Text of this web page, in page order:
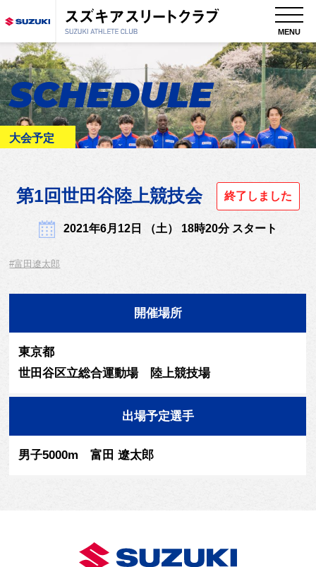
MENU
SCHEDULE
大会予定
第1回世田谷陸上競技会 終了しました
2021年6月12日 （土） 18時20分 スタート
#富田遼太郎
開催場所
東京都
世田谷区立総合運動場 陸上競技場
出場予定選手
男子5000m 富田 遼太郎